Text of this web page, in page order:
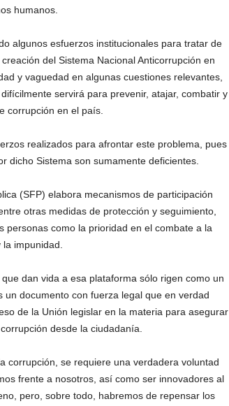
humanos.
algunos esfuerzos institucionales para tratar de
del Sistema Nacional Anticorrupción en
y vaguedad en algunas cuestiones relevantes,
servirá para prevenir, atajar, combatir y
corrupción en el país.
realizados para afrontar este problema, pues
dicho Sistema son sumamente deficientes.
(SFP) elabora mecanismos de participación
otras medidas de protección y seguimiento,
personas como la prioridad en el combate a la
la impunidad.
dan vida a esa plataforma sólo rigen como un
un documento con fuerza legal que en verdad
de la Unión legislar en la materia para asegurar
desde la ciudadanía.
corrupción, se requiere una verdadera voluntad
frente a nosotros, así como ser innovadores al
pero, sobre todo, habremos de repensar los